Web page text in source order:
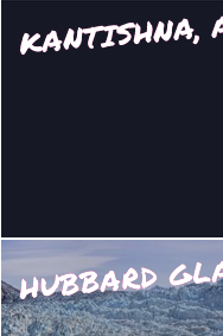
KANTISHNA,
HUBBARD